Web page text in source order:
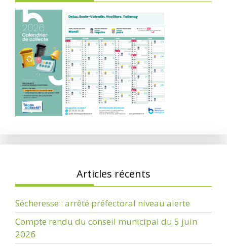
Articles récents
Sécheresse : arrêté préfectoral niveau alerte
Compte rendu du conseil municipal du 5 juin
2026